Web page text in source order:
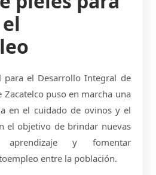
para el Desarrollo Integral de
Zacatelco puso en marcha una
en el cuidado de ovinos y el
el objetivo de brindar nuevas
aprendizaje y fomentar
entre la población.